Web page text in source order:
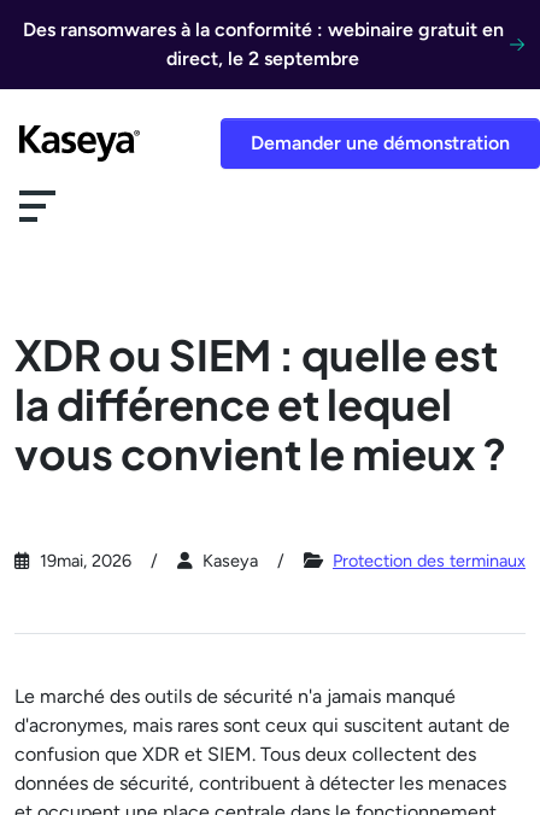
Des ransomwares à la conformité : webinaire gratuit en
direct, le 2 septembre
Demander une démonstration
XDR ou SIEM : quelle est
la différence et lequel
vous convient le mieux ?
19mai, 2026 Kaseya Protection des terminaux
Le marché des outils de sécurité n'a jamais manqué
d'acronymes, mais rares sont ceux qui suscitent autant de
confusion que XDR et SIEM. Tous deux collectent des
données de sécurité, contribuent à détecter les menaces